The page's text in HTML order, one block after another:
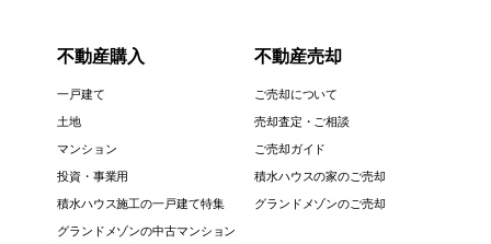
不動産購入
一戸建て
土地
マンション
投資・事業用
積水ハウス施工の一戸建て特集
グランドメゾンの中古マンション
不動産売却
ご売却について
売却査定・ご相談
ご売却ガイド
積水ハウスの家のご売却
グランドメゾンのご売却